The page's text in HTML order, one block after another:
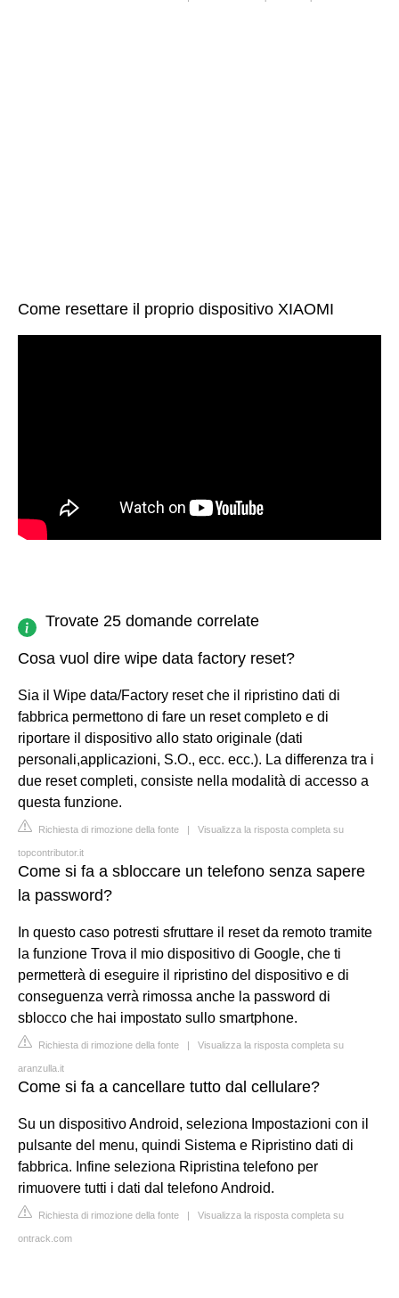
Come resettare il proprio dispositivo XIAOMI
Trovate 25 domande correlate
Cosa vuol dire wipe data factory reset?
Sia il Wipe data/Factory reset che il ripristino dati di
fabbrica permettono di fare un reset completo e di
riportare il dispositivo allo stato originale (dati
personali,applicazioni, S.O., ecc. ecc.). La differenza tra i
due reset completi, consiste nella modalità di accesso a
questa funzione.
Richiesta di rimozione della fonte | Visualizza la risposta completa su
topcontributor.it
Come si fa a sbloccare un telefono senza sapere
la password?
In questo caso potresti sfruttare il reset da remoto tramite
la funzione Trova il mio dispositivo di Google, che ti
permetterà di eseguire il ripristino del dispositivo e di
conseguenza verrà rimossa anche la password di
sblocco che hai impostato sullo smartphone.
Richiesta di rimozione della fonte | Visualizza la risposta completa su
aranzulla.it
Come si fa a cancellare tutto dal cellulare?
Su un dispositivo Android, seleziona Impostazioni con il
pulsante del menu, quindi Sistema e Ripristino dati di
fabbrica. Infine seleziona Ripristina telefono per
rimuovere tutti i dati dal telefono Android.
Richiesta di rimozione della fonte | Visualizza la risposta completa su
ontrack.com